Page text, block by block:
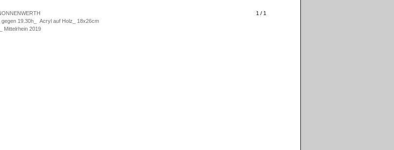
1 / 1
gegen 19.30h_ Acryl auf Holz_ 18x26cm
Mittelrhein 2019